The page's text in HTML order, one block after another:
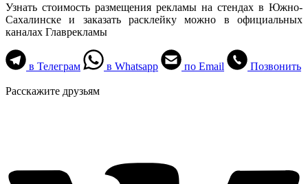
Узнать стоимость размещения рекламы на стендах в Южно-
Сахалинске и заказать расклейку можно в официальных
каналах Главрекламы
в Телеграм в Whatsapp по Email Позвонить
Расскажите друзьям